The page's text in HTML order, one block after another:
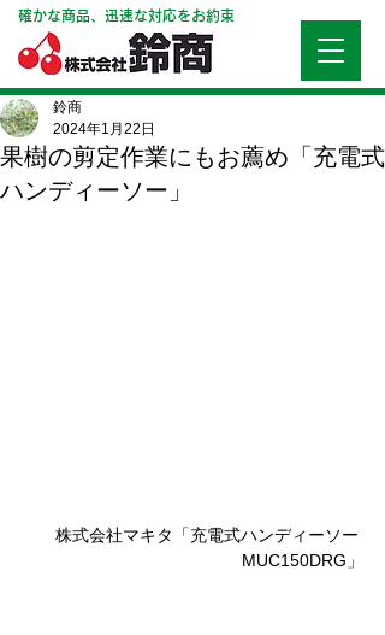
確かな商品、迅速な対応をお約束
果樹の剪定作業にもお薦め「充電式
ハンディーソー」
鈴商
2024年1月22日
株式会社マキタ「充電式ハンディーソー
MUC150DRG」